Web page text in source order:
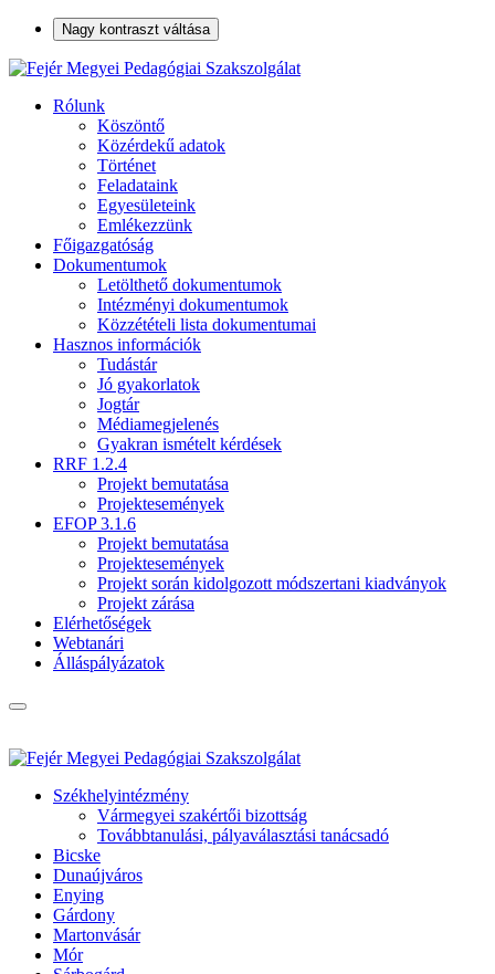
Nagy kontraszt váltása
Rólunk
Köszöntő
Közérdekű adatok
Történet
Feladataink
Egyesületeink
Emlékezzünk
Főigazgatóság
Dokumentumok
Letölthető dokumentumok
Intézményi dokumentumok
Közzétételi lista dokumentumai
Hasznos információk
Tudástár
Jó gyakorlatok
Jogtár
Médiamegjelenés
Gyakran ismételt kérdések
RRF 1.2.4
Projekt bemutatása
Projektesemények
EFOP 3.1.6
Projekt bemutatása
Projektesemények
Projekt során kidolgozott módszertani kiadványok
Projekt zárása
Elérhetőségek
Webtanári
Álláspályázatok
Székhelyintézmény
Vármegyei szakértői bizottság
Továbbtanulási, pályaválasztási tanácsadó
Bicske
Dunaújváros
Enying
Gárdony
Martonvásár
Mór